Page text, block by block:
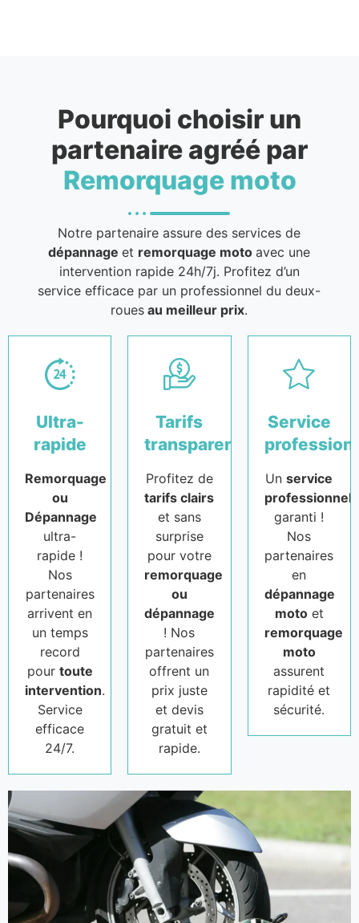
Pourquoi choisir un
partenaire agréé par
Remorquage moto
Notre partenaire assure des services de
dépannageet remorquage motoavec une
intervention rapide 24h/7j. Profitez d’un
service efficace par un professionnel du deux-
roues au meilleur prix.
Ultra-
rapide
Remorquage
ou
Dépannage
ultra-
rapide !
Nos
partenaires
arrivent en
un temps
record
pour toute
intervention.
Service
efficace
24/7.
Tarifs
transparents
Profitez de
tarifs clairs
et sans
surprise
pour votre
remorquage
ou
dépannage
! Nos
partenaires
offrent un
prix juste
et devis
gratuit et
rapide.
Service
Unservice
professionnel
garanti !
Nos
partenaires
en
dépannage
motoet
remorquage
moto
assurent
rapidité et
sécurité.